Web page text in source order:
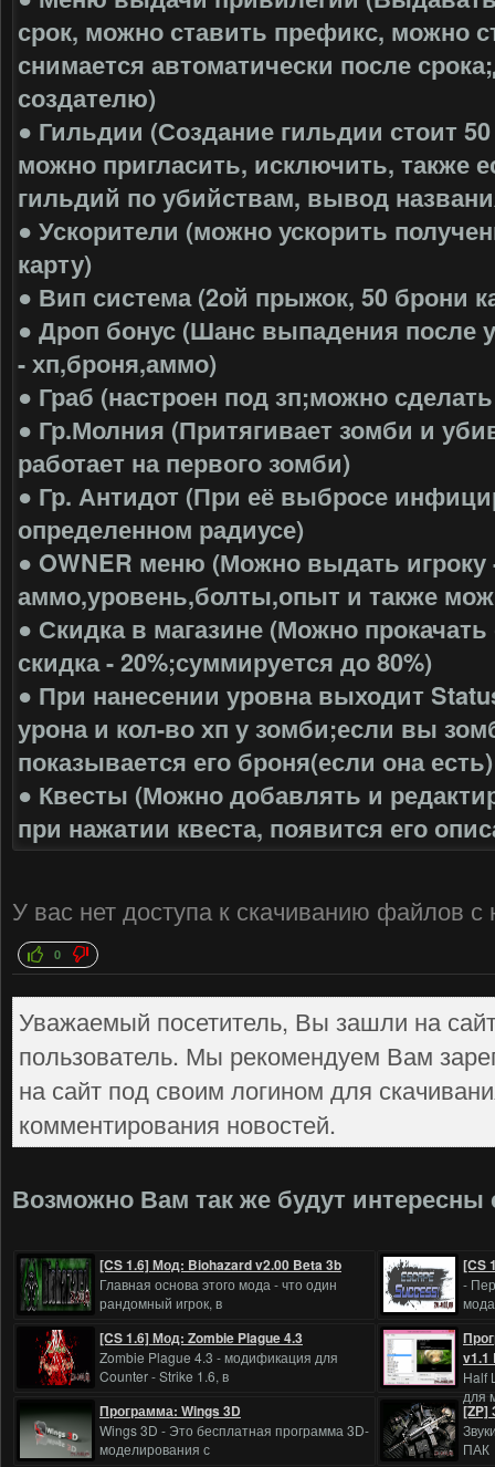
срок, можно ставить префикс, можно
снимается автоматически после
создателю)
● Гильдии (Создание гильдии стоит
можно пригласить, исключить, также
гильдий по убийствам, вывод
● Ускорители (можно ускорить
карту)
● Вип система (2ой прыжок, 50 брони
● Дроп бонус (Шанс выпадения после
- хп,броня,аммо)
● Граб (настроен под зп;можно
● Гр.Молния (Притягивает зомби и
работает на первого зомби)
● Гр. Антидот (При её выбросе
определенном радиусе)
● OWNER меню (Можно выдать игроку
аммо,уровень,болты,опыт и также
● Скидка в магазине (Можно прокачать
скидка - 20%;суммируется до 80%)
● При нанесении уровна выходит
урона и кол-во хп у зомби;если вы
показывается его броня(если она
● Квесты (Можно добавлять и
при нажатии квеста, появится его
У вас нет доступа к скачиванию файлов с
0
Уважаемый посетитель, Вы зашли на
пользователь. Мы рекомендуем Вам
на сайт под своим логином для
комментирования новостей.
Возможно Вам так же будут
[CS 1.6] Мод: Biohazard v2.00 Beta 3b
Главная основа этого мода - что один
рандомный игрок, в
[CS
-
[CS 1.6] Мод: Zombie Plague 4.3
Zombie Plague 4.3 - модификация для
Counter - Strike 1.6, в
v1.1
Half
для
Программа: Wings 3D
Wings 3D - Это бесплатная программа 3D-
моделирования с
[ZP]
ПАК